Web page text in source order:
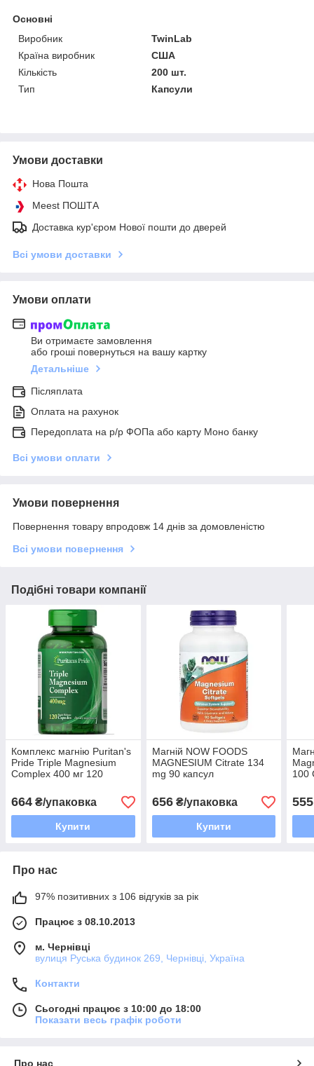
Основні
Виробник
TwinLab
Країна виробник
США
Кількість
200 шт.
Тип
Капсули
Умови доставки
Нова Пошта
Meest ПОШТА
Доставка кур'єром Нової пошти до дверей
Всі умови доставки
Умови оплати
Ви отримаєте замовлення
або гроші повернуться на вашу картку
Детальніше
Післяплата
Оплата на рахунок
Передоплата на р/р ФОПа або карту Моно банку
Всі умови оплати
Умови повернення
Повернення товару впродовж 14 днів за домовленістю
Всі умови повернення
Подібні товари компанії
Комплекс магнію Puritan's
Pride Triple Magnesium
Complex 400 мг 120
664 ₴/упаковка
Купити
Магній NOW FOODS
MAGNESIUM Citrate 134
mg 90 капсул
656₴/упаковка
Купити
100
555
Про нас
97% позитивних з 106 відгуків за рік
Працює з 08.10.2013
м. Чернівці
вулиця Руська будинок 269, Чернівці, Україна
Контакти
Сьогодні працює з 10:00 до 18:00
Показати весь графік роботи
Про нас